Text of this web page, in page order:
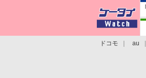
ドコモ au